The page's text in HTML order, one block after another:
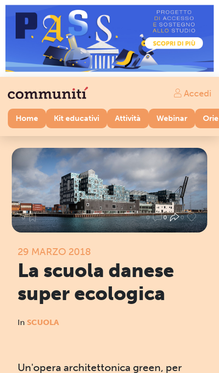
Home Kit educativi Attività Webinar
Accedi
0 0 0 0
29 MARZO 2018
La scuola danese
super ecologica
In SCUOLA
Un'opera architettonica green, per